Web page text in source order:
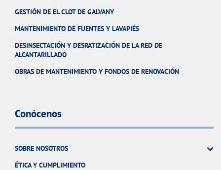
GESTIÓN DE EL CLOT DE GALVANY
MANTENIMIENTO DE FUENTES Y LAVAPIÉS
DESINSECTACIÓN Y DESRATIZACIÓN DE LA RED DE
ALCANTARILLADO
OBRAS DE MANTENIMIENTO Y FONDOS DE RENOVACIÓN
Conócenos
SOBRE NOSOTROS
ÉTICA Y CUMPLIMIENTO